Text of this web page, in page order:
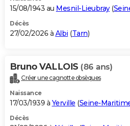
15/08/1943 au Mesnil-Lieubray(
Décès
27/02/2026 à Albi (Tarn)
Bruno VALLOIS (86 ans)
Créer une cagnotte obsèques
Naissance
17/03/1939 à Yerville (Seine-
Décès